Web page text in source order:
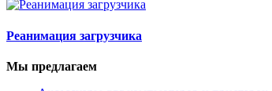
Реанимация загрузчика
Мы предлагаем